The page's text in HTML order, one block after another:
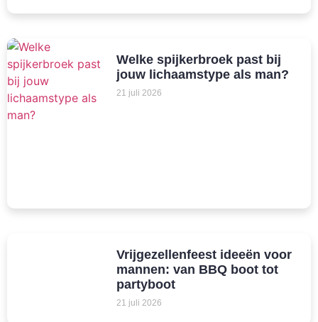
Welke spijkerbroek past bij
jouw lichaamstype als man?
21 juli 2026
Vrijgezellenfeest ideeën voor
mannen: van BBQ boot tot
partyboot
21 juli 2026